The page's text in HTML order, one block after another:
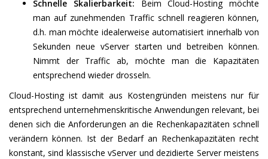
Schnelle Skalierbarkeit: Beim Cloud-Hosting möchte
man auf zunehmenden Traffic schnell reagieren können,
d.h. man möchte idealerweise automatisiert innerhalb von
Sekunden neue vServer starten und betreiben können.
Nimmt der Traffic ab, möchte man die Kapazitäten
entsprechend wieder drosseln.
Cloud-Hosting ist damit aus Kostengründen meistens nur für
entsprechend unternehmenskritische Anwendungen relevant, bei
denen sich die Anforderungen an die Rechenkapazitäten schnell
verändern können. Ist der Bedarf an Rechenkapazitäten recht
konstant, sind klassische vServer und dezidierte Server meistens